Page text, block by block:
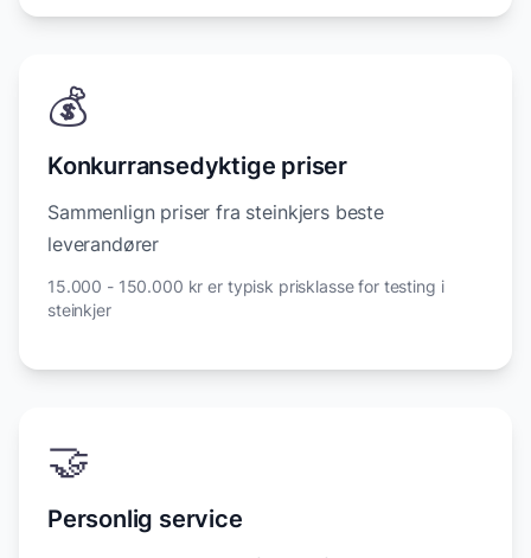
💰
Konkurransedyktige priser
Sammenlign priser fra steinkjers beste
leverandører
15.000 - 150.000 kr er typisk prisklasse for testing i
steinkjer
🤝
Personlig service